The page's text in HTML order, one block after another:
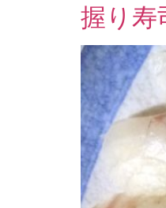
握り寿